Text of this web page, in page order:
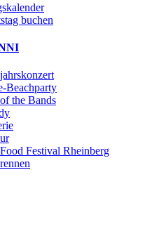
buchen
Beachparty
the Bands
Festival Rheinberg